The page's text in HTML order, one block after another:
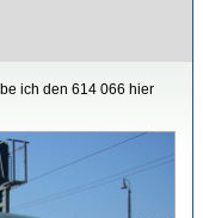
ich den 614 066 hier